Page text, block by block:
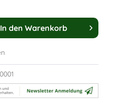
In den Warenkorb